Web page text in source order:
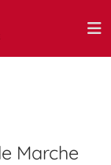
Marche